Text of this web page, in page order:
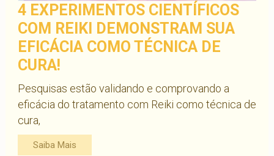
4 EXPERIMENTOS CIENTÍFICOS
COM REIKI DEMONSTRAM SUA
EFICÁCIA COMO TÉCNICA DE
CURA!
Pesquisas estão validando e comprovando a
eficácia do tratamento com Reiki como técnica de
cura,
Saiba Mais